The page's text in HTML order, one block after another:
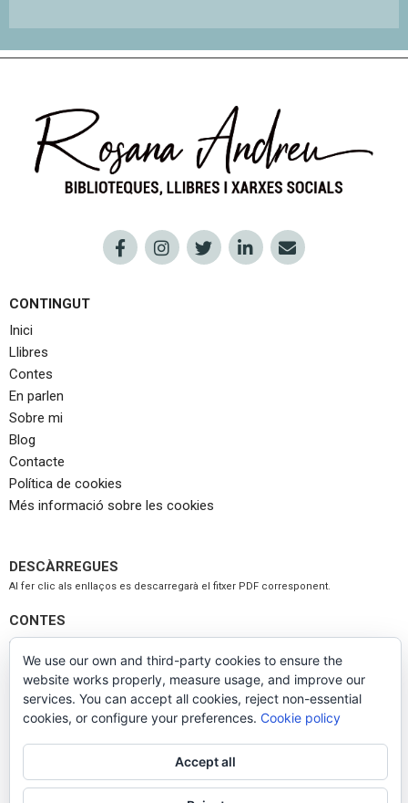
CONTINGUT
Inici
Llibres
Contes
En parlen
Sobre mi
Blog
Contacte
Política de cookies
Més informació sobre les cookies
DESCÀRREGUES
Al fer clic als enllaços es descarregarà el fitxer PDF corresponent.
CONTES
El tio Antònio
No estem sols
No m’estranya
La cita
PROPOSTES DIDÀCTIQUES
We use our own and third-party cookies to ensure the
website works properly, measure usage, and improve our
services. You can accept all cookies, reject non-essential
cookies, or configure your preferences. Cookie policy
Accept all